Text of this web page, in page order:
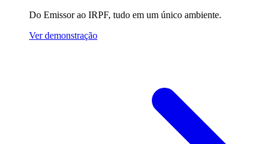
Do Emissor ao IRPF, tudo em um único ambiente.
Ver demonstração